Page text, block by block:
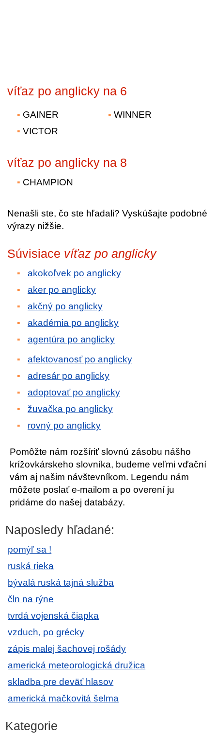
víťaz po anglicky na 6
GAINER
VICTOR
WINNER
víťaz po anglicky na 8
CHAMPION
Nenašli ste, čo ste hľadali? Vyskúšajte podobné
výrazy nižšie.
Súvisiace víťaz po anglicky
akokoľvek po anglicky
aker po anglicky
akčný po anglicky
akadémia po anglicky
agentúra po anglicky
afektovanosť po anglicky
adresár po anglicky
adoptovať po anglicky
žuvačka po anglicky
rovný po anglicky
Pomôžte nám rozšíriť slovnú zásobu nášho
krížovkárskeho slovníka, budeme veľmi vďační
vám aj našim návštevníkom. Legendu nám
môžete poslať e-mailom a po overení ju
pridáme do našej databázy.
Naposledy hľadané:
pomýľ sa !
ruská rieka
bývalá ruská tajná služba
čln na rýne
tvrdá vojenská čiapka
vzduch, po grécky
zápis malej šachovej rošády
americká meteorologická družica
skladba pre deväť hlasov
americká mačkovitá šelma
Kategorie